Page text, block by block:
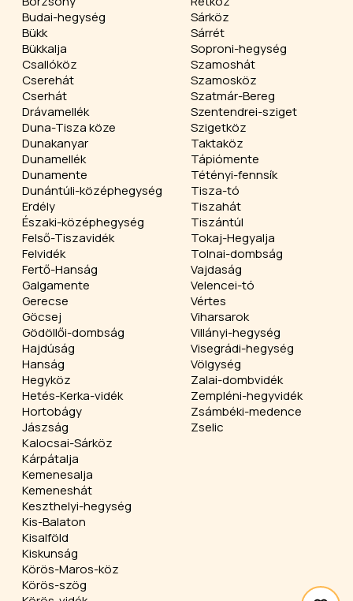
Budai-hegység
Bükk
Bükkalja
Csallóköz
Cserehát
Cserhát
Drávamellék
Duna-Tisza köze
Dunakanyar
Dunamellék
Dunamente
Dunántúli-középhegység
Erdély
Északi-középhegység
Felső-Tiszavidék
Felvidék
Fertő-Hanság
Galgamente
Gerecse
Göcsej
Gödöllői-dombság
Hajdúság
Hanság
Hegyköz
Hetés-Kerka-vidék
Hortobágy
Jászság
Kalocsai-Sárköz
Kárpátalja
Kemenesalja
Kemeneshát
Keszthelyi-hegység
Kis-Balaton
Kisalföld
Kiskunság
Körös-Maros-köz
Körös-szög
Sárköz
Sárrét
Soproni-hegység
Szamoshát
Szamosköz
Szatmár-Bereg
Szentendrei-sziget
Szigetköz
Taktaköz
Tápiómente
Tétényi-fennsík
Tisza-tó
Tiszahát
Tiszántúl
Tokaj-Hegyalja
Tolnai-dombság
Vajdaság
Velencei-tó
Vértes
Viharsarok
Villányi-hegység
Visegrádi-hegység
Völgység
Zalai-dombvidék
Zempléni-hegyvidék
Zsámbéki-medence
Zselic